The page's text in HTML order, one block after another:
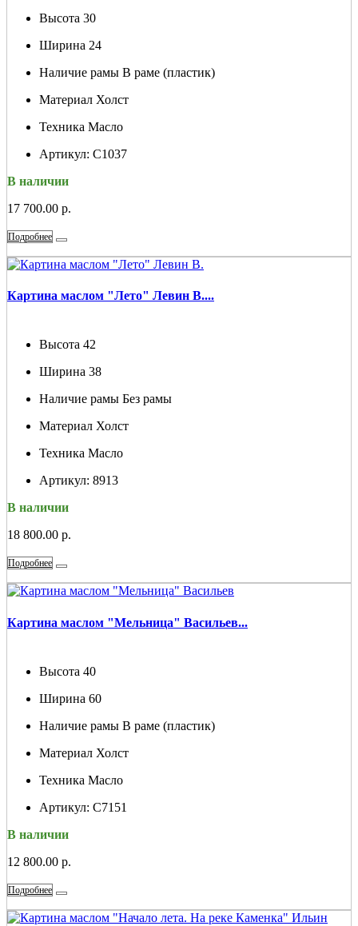
Высота 30
Ширина 24
Наличие рамы В раме (пластик)
Материал Холст
Техника Масло
Артикул: С1037
В наличии
17 700.00 р.
Подробнее
Картина маслом "Лето" Левин В....
Высота 42
Ширина 38
Наличие рамы Без рамы
Материал Холст
Техника Масло
Артикул: 8913
В наличии
18 800.00 р.
Подробнее
Картина маслом "Мельница" Васильев...
Высота 40
Ширина 60
Наличие рамы В раме (пластик)
Материал Холст
Техника Масло
Артикул: С7151
В наличии
12 800.00 р.
Подробнее